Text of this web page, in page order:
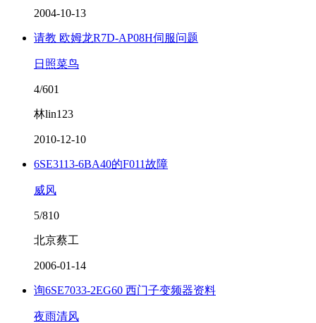
2004-10-13
请教 欧姆龙R7D-AP08H伺服问题
日照菜鸟
4/601
林lin123
2010-12-10
6SE3113-6BA40的F011故障
威风
5/810
北京蔡工
2006-01-14
询6SE7033-2EG60 西门子变频器资料
夜雨清风